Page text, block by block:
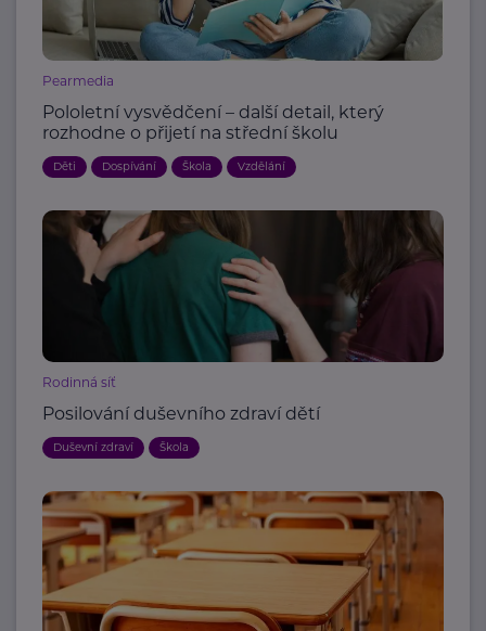
Pearmedia
Pololetní vysvědčení – další detail, který
rozhodne o přijetí na střední školu
Děti Dospívání Škola Vzdělání
Rodinná síť
Posilování duševního zdraví dětí
Duševní zdraví Škola